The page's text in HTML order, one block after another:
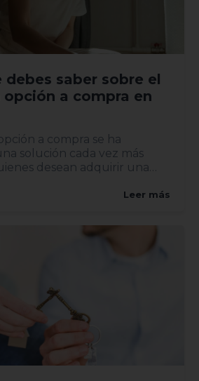
debes saber sobre el
a compra en
a compra se ha
solución cada vez más
desean adquirir una
Leer más